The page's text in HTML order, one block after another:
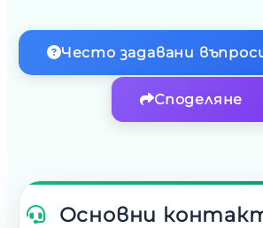
Често задавани
Споделяне
Основни